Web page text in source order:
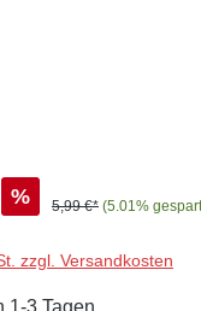
% 5,99 €* (5.01%
zzgl. Versandkosten
1-3 Tagen